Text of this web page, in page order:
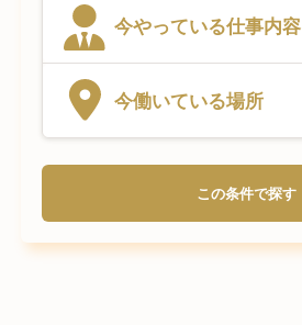
今やっている仕事内容
今働いている場所
この条件で探す